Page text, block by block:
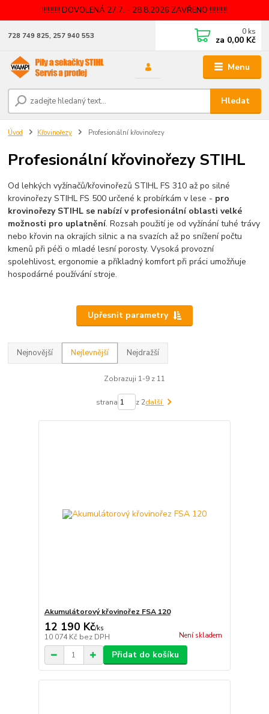
!!!!!!!!!! DOVOLENÁ 27.7. - 28.8.2026 ZAVŘENO !!!!!!!!!!
Menu
Hledat
728 749 825, 257 940 553 0 ks
za 0,00 Kč
Úvod Křovinořezy Profesionální křovinořezy
Profesionální křovinořezy STIHL
Od lehkých vyžínačů/křovinořezů STIHL FS 310 až po silné
krovinořezy STIHL FS 500 určené k probírkám v lese - pro
krovinořezy STIHL se nabízí v profesionální oblasti velké
možnosti pro uplatnění. Rozsah použití je od vyžínání tuhé trávy
nebo křovin na okrajích silnic a na svazích až po snížení počtu
kmenů při péči o mladé lesní porosty. Vysoká provozní
spolehlivost, ergonomie a příkladný komfort při práci umožňuje
hospodárné používání stroje.
Upřesnit parametry
Nejnovější Nejlevnější Nejdražší
Zobrazuji 1-9 z 11
strana z 2další
Akumulátorový křovinořez FSA 120
12 190 Kč/ks
10 074 Kč bez DPH Není skladem
Přidat do košíku